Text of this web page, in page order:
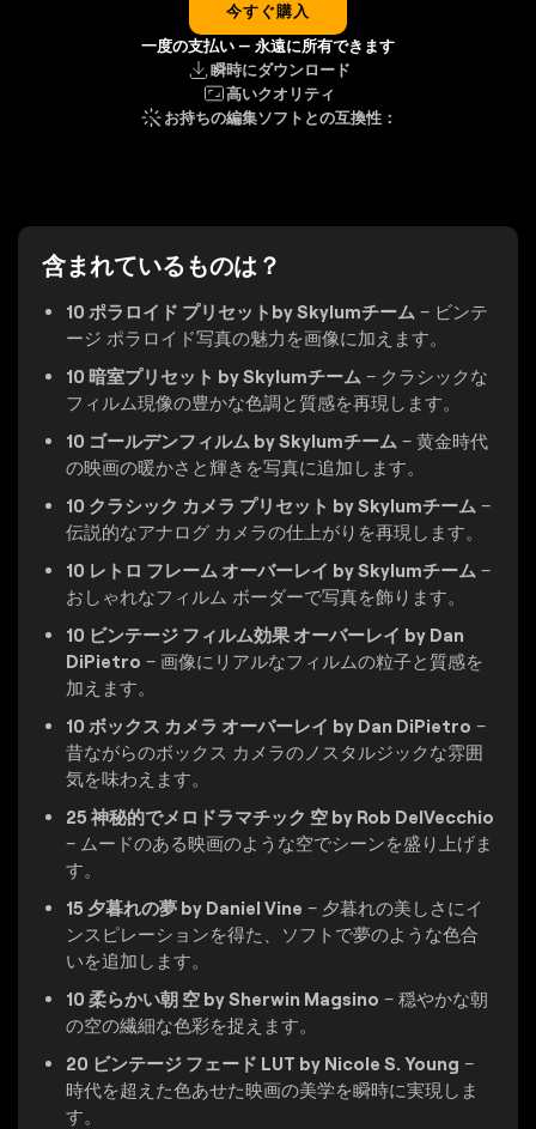
今すぐ購入
一度の支払い — 永遠に所有できます
瞬時にダウンロード
高いクオリティ
お持ちの編集ソフトとの互換性：
含まれているものは？
10 ポラロイド プリセットby Skylumチーム – ビンテ
ージ ポラロイド写真の魅力を画像に加えます。
10 暗室プリセット by Skylumチーム – クラシックな
フィルム現像の豊かな色調と質感を再現します。
10 ゴールデンフィルム by Skylumチーム – 黄金時代
の映画の暖かさと輝きを写真に追加します。
10 クラシック カメラ プリセット by Skylumチーム –
伝説的なアナログ カメラの仕上がりを再現します。
10 レトロ フレーム オーバーレイ by Skylumチーム –
おしゃれなフィルム ボーダーで写真を飾ります。
10 ビンテージ フィルム効果 オーバーレイ by Dan
DiPietro – 画像にリアルなフィルムの粒子と質感を
加えます。
10 ボックス カメラ オーバーレイ by Dan DiPietro –
昔ながらのボックス カメラのノスタルジックな雰囲
気を味わえます。
25 神秘的でメロドラマチック 空 by Rob DelVecchio
– ムードのある映画のような空でシーンを盛り上げま
す。
15 夕暮れの夢 by Daniel Vine – 夕暮れの美しさにイ
ンスピレーションを得た、ソフトで夢のような色合
いを追加します。
10 柔らかい朝 空 by Sherwin Magsino – 穏やかな朝
の空の繊細な色彩を捉えます。
20 ビンテージ フェード LUT by Nicole S. Young –
時代を超えた色あせた映画の美学を瞬時に実現しま
す。